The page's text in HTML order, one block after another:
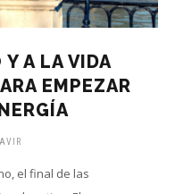
A LA VIDA
EMPEZAR
el final de las